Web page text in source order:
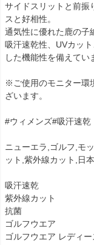
サイドスリットと前振
スと好相性。
通気性に優れた鹿の子
吸汗速乾性、UVカッ
した機能性を備えてい
※ご使用のモニター環
ざいます。
#ウィメンズ#吸汗速乾
ニューエラ,ゴルフ,モ
ット,紫外線カット,日
吸汗速乾
紫外線カット
抗菌
ゴルフウエア
ゴルフウエア レディー